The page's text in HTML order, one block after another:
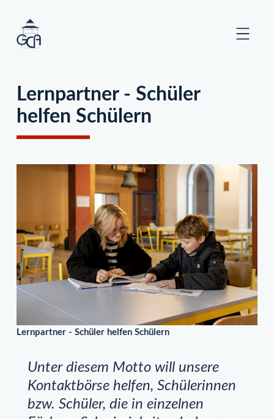
Direkt
Menü
Lernpartner - Schüler
helfen Schülern
Lernpartner - Schüler helfen Schülern
Unter diesem Motto will unsere
Kontaktbörse helfen, Schülerinnen
bzw. Schüler, die in einzelnen